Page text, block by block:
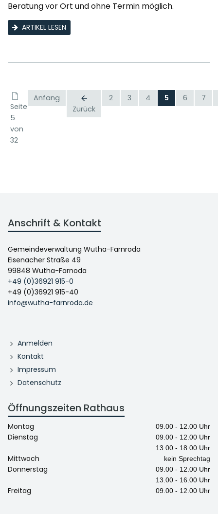
Beratung vor Ort und ohne Termin möglich.
ARTIKEL LESEN
Seite
5
von
32
Anfang
Zurück
2 3 4 5 6 7
Anschrift & Kontakt
Gemeindeverwaltung Wutha-Farnroda
Eisenacher Straße 49
99848 Wutha-Farnoda
+49 (0)36921 915-0
+49 (0)36921 915-40
info@wutha-farnroda.de
Anmelden
Kontakt
Impressum
Datenschutz
Öffnungszeiten Rathaus
Montag 09.00 - 12.00 Uhr
Dienstag
09.00 - 12.00 Uhr
13.00 - 18.00 Uhr
Mittwoch kein Sprechtag
Donnerstag
09.00 - 12.00 Uhr
13.00 - 16.00 Uhr
Freitag 09.00 - 12.00 Uhr